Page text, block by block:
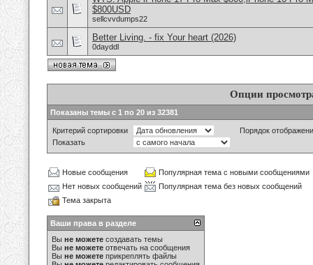
$800USD
sellcvvdumps22
Better Living. - fix Your heart (2026)
0dayddl
Опции
Показаны темы с 1 по 20 из 32381
Критерий сортировки
Порядок
Показать
Новые сообщения
Популярная тема с новыми сообщениями
Нет новых сообщений
Популярная тема без новых сообщений
Тема закрыта
Ваши права в разделе
Вы не можете создавать темы
Вы не можете отвечать на сообщения
Вы не можете прикреплять файлы